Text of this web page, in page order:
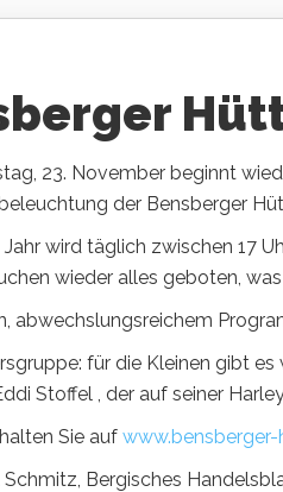
23. November beginnt
der Bensberger
wird täglich zwischen 17
wieder alles geboten,
abwechslungsreichem
für die Kleinen gibt
Stoffel , der auf seiner
Sie auf
Schmitz, Bergisches